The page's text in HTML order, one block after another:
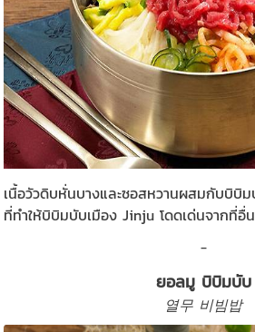
เนื้อวัวดิบหั่นบางและซอสหวานผสมกับบิบิ
ที่ทำให้บิบิมบับเมือง Jinju โดดเด่นจากที่อื่น
ยอลมู บิบิมบับ
열무 비빔밥